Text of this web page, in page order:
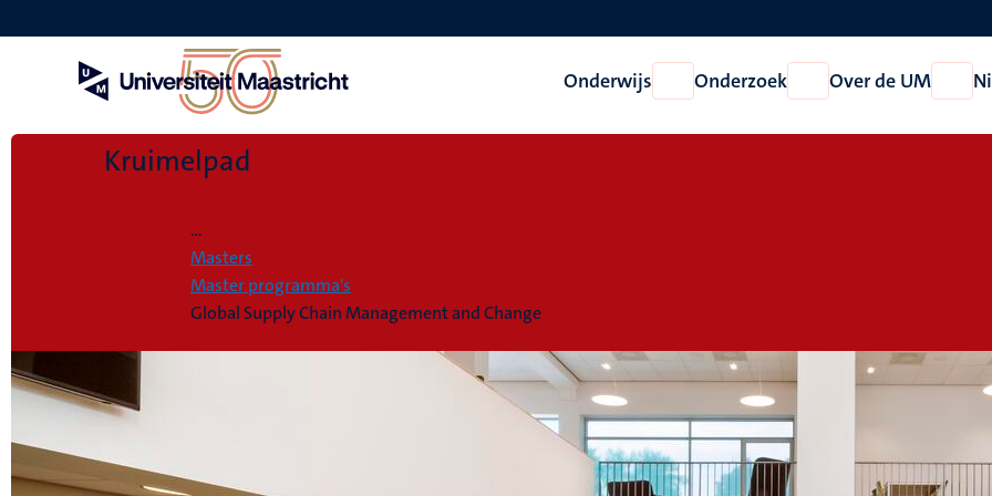
en
Onderwijs
Open
Onderwijs
Onderzoek
Open
Onderzoek
Over de UM
Open
Over
Kruimelpad
...
Masters
Master programma's
Global Supply Chain Management and Change